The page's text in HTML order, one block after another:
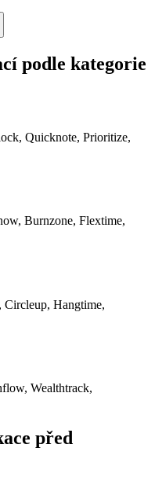
podle kategorie
Quicknote, Prioritize,
Burnzone, Flextime,
Hangtime,
Wealthtrack,
před